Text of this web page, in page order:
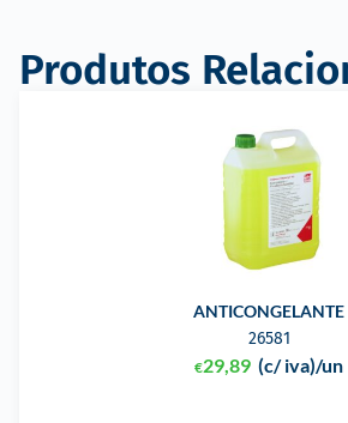
Produtos
ANTICONGELANTE
26581
€29,89 (c/ iva)/un